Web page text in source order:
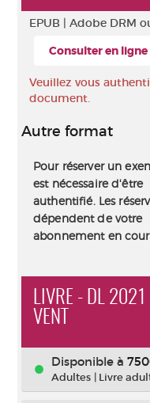
EPUB | Adobe DRM
Consulter en ligne
Veuillez vous
document.
Autre format
Pour réserver un
est nécessaire d'être
authentifié. Les
dépendent de votre
abonnement en
LIVRE - DL 2021
VENT
Disponible à
Adultes | Livre